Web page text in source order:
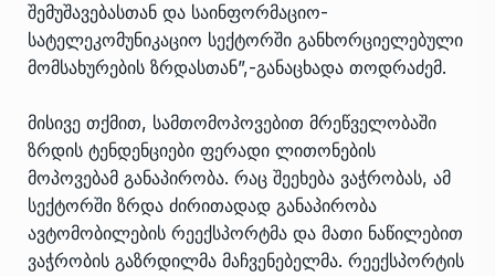
შემუშავებასთან და საინფორმაციო-
სატელეკომუნიკაციო სექტორში განხორციელებული
მომსახურების ზრდასთან”,-განაცხადა თოდრაძემ.
მისივე თქმით, სამთომოპოვებით მრეწველობაში
ზრდის ტენდენციები ფერადი ლითონების
მოპოვებამ განაპირობა. რაც შეეხება ვაჭრობას, ამ
სექტორში ზრდა ძირითადად განაპირობა
ავტომობილების რეექსპორტმა და მათი ნაწილებით
ვაჭრობის გაზრდილმა მაჩვენებელმა. რეექსპორტის